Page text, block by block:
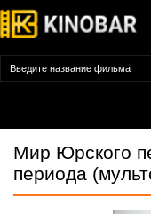
Мир Юрского
периода